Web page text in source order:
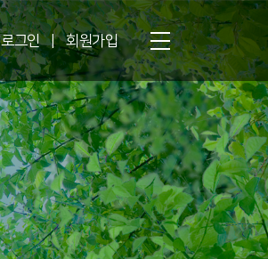
로그인 | 회원가입